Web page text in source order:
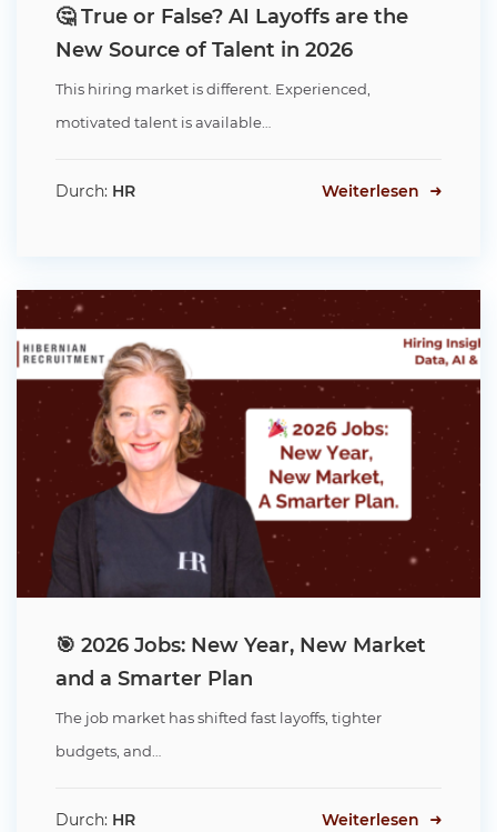
🤔 True or False? AI Layoffs are the
New Source of Talent in 2026
This hiring market is different. Experienced,
motivated talent is available…
Durch: HR Weiterlesen
🎯 2026 Jobs: New Year, New Market
and a Smarter Plan
The job market has shifted fast layoffs, tighter
budgets, and…
Durch: HR Weiterlesen